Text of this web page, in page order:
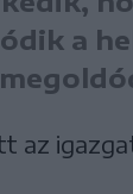
a
az